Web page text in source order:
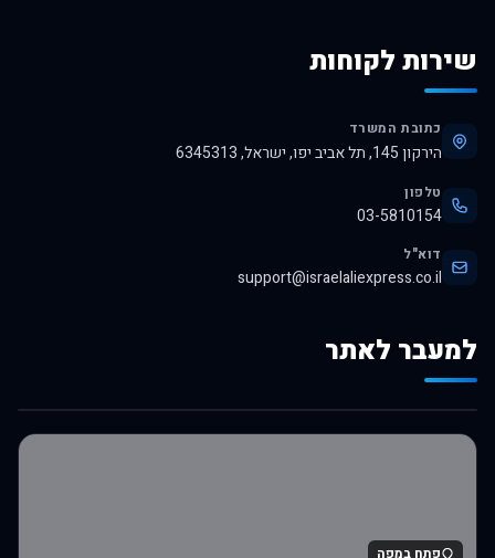
שירות לקוחות
כתובת המשרד
הירקון 145, תל אביב יפו, ישראל, 6345313
טלפון
03-5810154
דוא"ל
support@israelaliexpress.co.il
למעבר לאתר
לרכישה באלי אקספרס
פתח במפה